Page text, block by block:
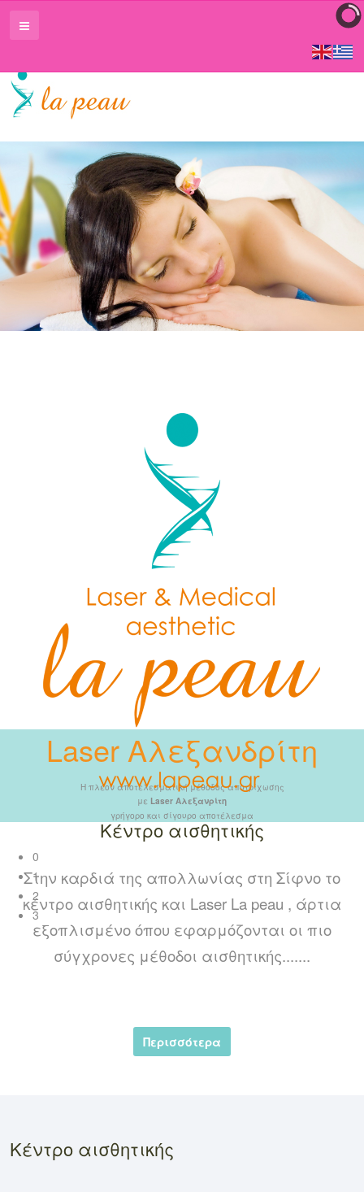
Laser Αλεξανδρίτη
Η πλέον αποτελεσματική μέθοδος αποτρίχωσης
με Laser Αλεξανρίτη
γρήγορο και σίγουρο αποτέλεσμα
0
1
2
3
Κέντρο αισθητικής
Στην καρδιά της απολλωνίας στη Σίφνο το
κέντρο αισθητικής και Laser La peau , άρτια
εξοπλισμένο όπου εφαρμόζονται οι πιο
σύγχρονες μέθοδοι αισθητικής.......
Περισσότερα
Κέντρο αισθητικής